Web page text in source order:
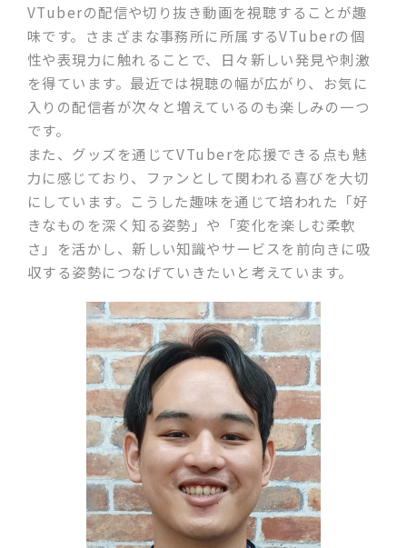
VTuberの配信や切り抜き動画を視聴することが趣
味です。さまざまな事務所に所属するVTuberの個
性や表現力に触れることで、日々新しい発見や刺激
を得ています。最近では視聴の幅が広がり、お気に
入りの配信者が次々と増えているのも楽しみの一つ
です。
また、グッズを通じてVTuberを応援できる点も魅
力に感じており、ファンとして関われる喜びを大切
にしています。こうした趣味を通じて培われた「好
きなものを深く知る姿勢」や「変化を楽しむ柔軟
さ」を活かし、新しい知識やサービスを前向きに吸
収する姿勢につなげていきたいと考えています。